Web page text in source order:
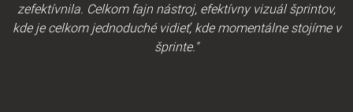
zefektívnila. Celkom fajn nástroj, efektívny vizuál šprintov,
kde je celkom jednoduché vidieť, kde momentálne stojíme v
šprinte."